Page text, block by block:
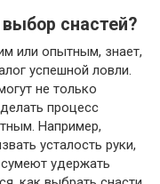
снастей?
или опытным, знает,
успешной ловли.
не только
процесс
Например,
усталость руки,
удержать